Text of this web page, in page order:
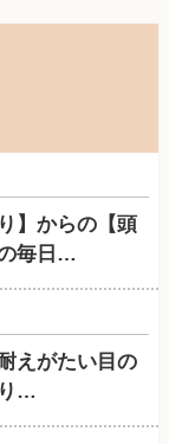
】からの【頭
毎日…
えがたい目の
…